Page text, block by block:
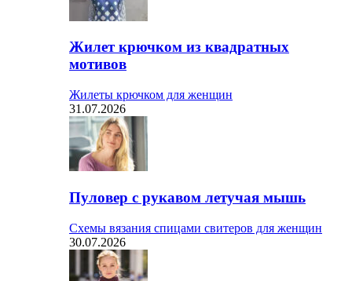
Жилет крючком из квадратных
мотивов
Жилеты крючком для женщин
31.07.2026
Пуловер с рукавом летучая мышь
Схемы вязания спицами свитеров для женщин
30.07.2026